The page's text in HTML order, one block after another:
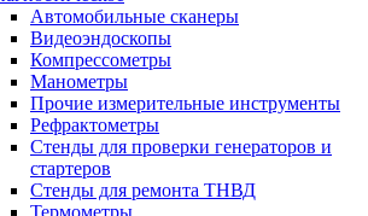
Автомобильные сканеры
Видеоэндоскопы
Компрессометры
Манометры
Прочие измерительные инструменты
Рефрактометры
Стенды для проверки генераторов и
стартеров
Стенды для ремонта ТНВД
Термометры